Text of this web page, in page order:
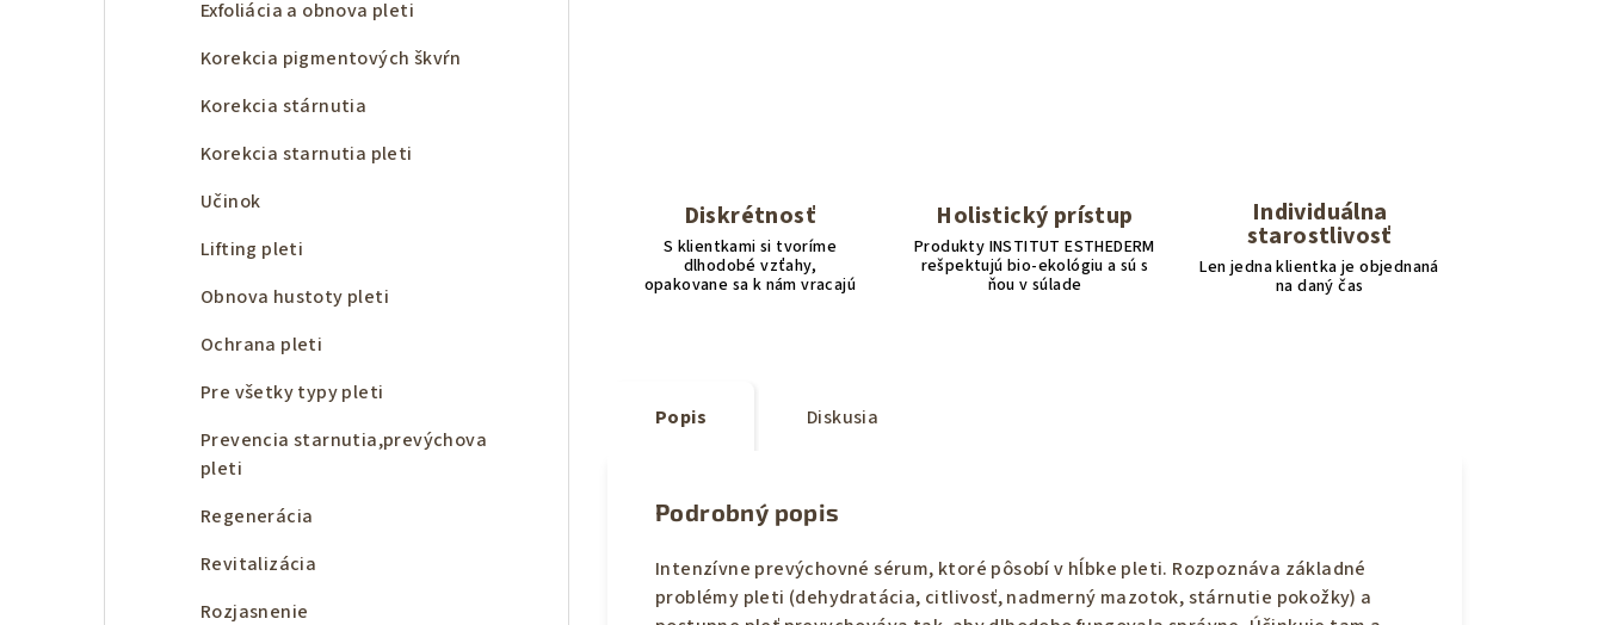
Exfoliácia a obnova pleti
Korekcia pigmentových škvŕn
Korekcia stárnutia
Korekcia starnutia pleti
Učinok
Lifting pleti
Obnova hustoty pleti
Ochrana pleti
Pre všetky typy pleti
Prevencia starnutia,prevýchova
pleti
Regenerácia
Revitalizácia
Rozjasnenie
Diskrétnosť
S klientkami si tvoríme
dlhodobé vzťahy,
opakovane sa k nám vracajú
Holistický prístup
Produkty INSTITUT ESTHEDERM
rešpektujú bio-ekológiu a sú s
ňou v súlade
Individuálna
starostlivosť
Len jedna klientka je objednaná
na daný čas
Popis Diskusia
Podrobný popis
Intenzívne prevýchovné sérum, ktoré pôsobí v hĺbke pleti. Rozpoznáva základné
problémy pleti (dehydratácia, citlivosť, nadmerný mazotok, stárnutie pokožky) a